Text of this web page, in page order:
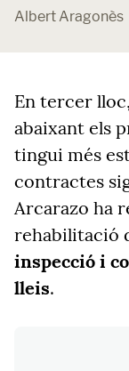
Albert Aragonès
En tercer
abaixant els
tingui més
contractes
Arcarazo ha
rehabilitació
inspecció i
lleis.